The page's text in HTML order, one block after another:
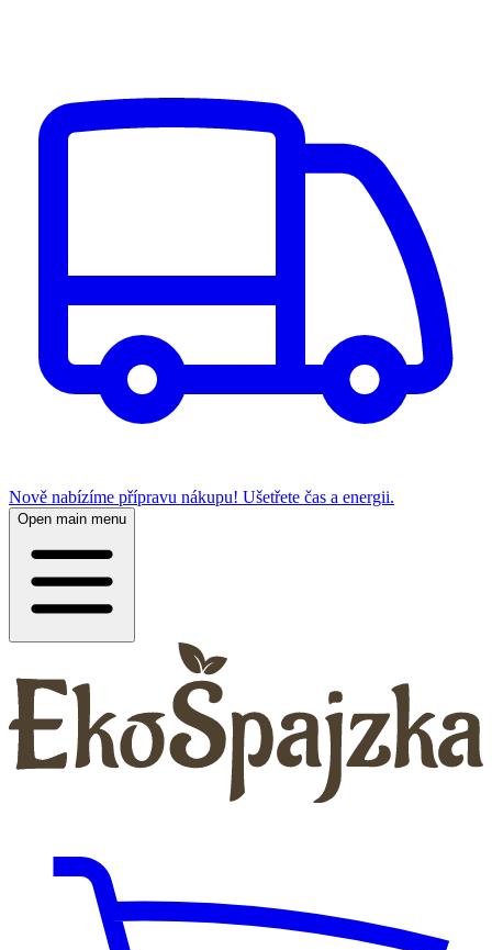
Nově nabízíme přípravu nákupu! Ušetřete čas a energii.
Open main menu